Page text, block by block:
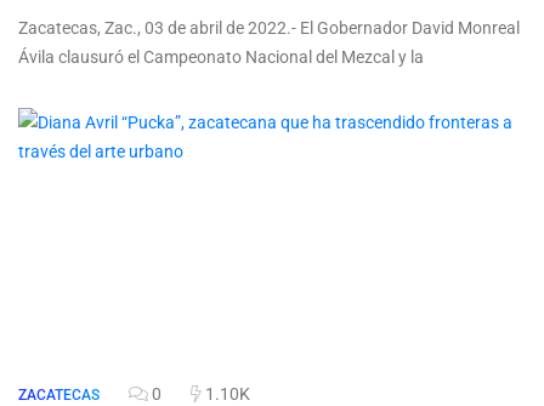
Zacatecas, Zac., 03 de abril de 2022.- El Gobernador David Monreal
Ávila clausuró el Campeonato Nacional del Mezcal y la
ZACATECAS 0 1.10K